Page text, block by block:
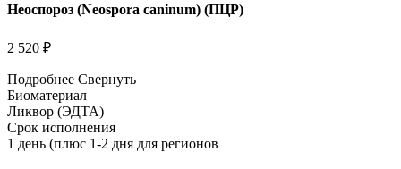
Неоспороз (Neospora caninum) (ПЦР)
2 520 ₽
Подробнее Свернуть
Биоматериал
Ликвор (ЭДТА)
Срок исполнения
1 день (плюс 1-2 дня для регионов